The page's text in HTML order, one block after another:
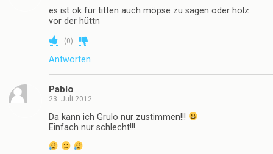
es ist ok für titten auch möpse zu sagen oder holz
vor der hüttn
(0)
Antworten
Pablo
23. Juli 2012
Da kann ich Grulo nur zustimmen!!!
Einfach nur schlecht!!!